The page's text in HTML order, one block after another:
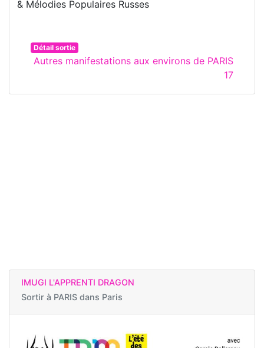
& Mélodies Populaires Russes
Détail sortie
Autres manifestations aux environs de PARIS
17
IMUGI L'APPRENTI DRAGON
Sortir à PARIS dans Paris